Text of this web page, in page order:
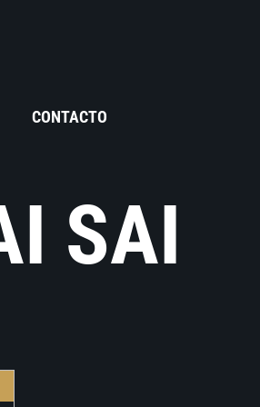
CONTACTO
SAI